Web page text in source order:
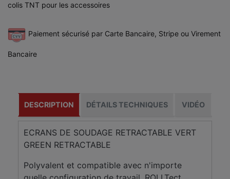
colis TNT pour les accessoires
Paiement sécurisé par Carte Bancaire, Stripe ou Virement
Bancaire
DESCRIPTION DÉTAILS TECHNIQUES VIDÉO
ECRANS DE SOUDAGE RETRACTABLE VERT
GREEN RETRACTABLE
Polyvalent et compatible avec n'importe